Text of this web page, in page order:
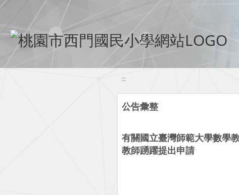
移至網頁之主要內容區位置
:::
公告彙整
有關國立臺灣師範大學數學
教師踴躍提出申請